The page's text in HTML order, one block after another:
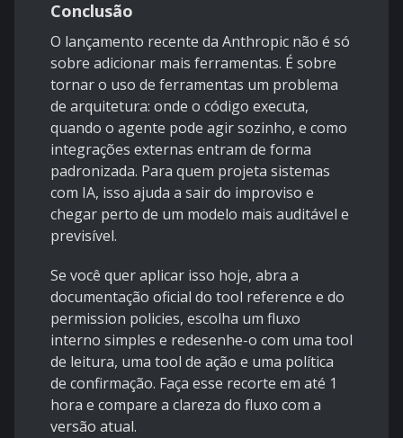
Conclusão
O lançamento recente da Anthropic não é só
sobre adicionar mais ferramentas. É sobre
tornar o uso de ferramentas um problema
de arquitetura: onde o código executa,
quando o agente pode agir sozinho, e como
integrações externas entram de forma
padronizada. Para quem projeta sistemas
com IA, isso ajuda a sair do improviso e
chegar perto de um modelo mais auditável e
previsível.
Se você quer aplicar isso hoje, abra a
documentação oficial do tool reference e do
permission policies, escolha um fluxo
interno simples e redesenhe-o com uma tool
de leitura, uma tool de ação e uma política
de confirmação. Faça esse recorte em até 1
hora e compare a clareza do fluxo com a
versão atual.